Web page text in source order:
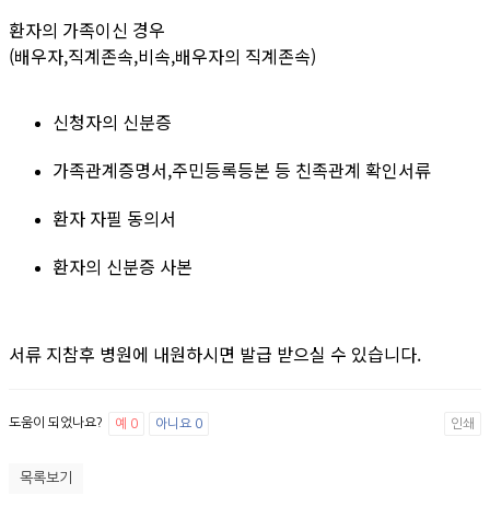
환자의 가족이신 경우
(배우자,직계존속,비속,배우자의 직계존속)
신청자의 신분증
가족관계증명서,주민등록등본 등 친족관계 확인서류
환자 자필 동의서
환자의 신분증 사본
서류 지참후 병원에 내원하시면 발급 받으실 수 있습니다.
도움이 되었나요? 예 0 아니요 0 인쇄
목록보기